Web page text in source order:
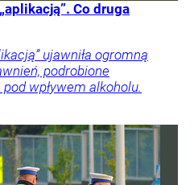
Co druga
ujawniła ogromną
podrobione
wpływem alkoholu.